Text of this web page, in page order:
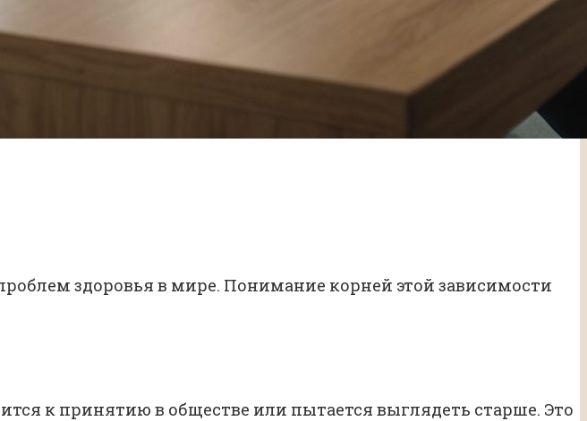
здоровья в мире. Понимание корней этой зависимости
к принятию в обществе или пытается выглядеть старше. Это